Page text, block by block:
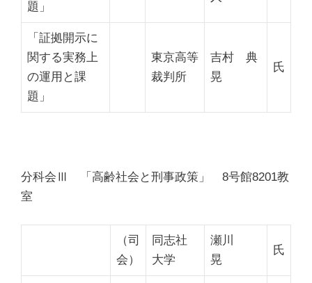
題」
「証拠開示に
関する実務上
の運用と課
題」
東京高等
裁判所
吉村 典
晃
氏
分科会Ⅲ 「高齢社会と刑事政策」 8号館8201教
室
（司
会）
同志社
大学
瀬川
晃
氏